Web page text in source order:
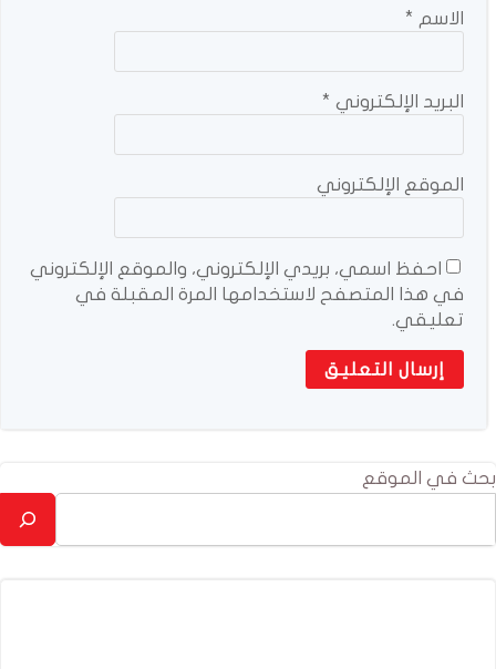
الاسم *
البريد الإلكتروني *
الموقع الإلكتروني
احفظ اسمي، بريدي الإلكتروني، والموقع الإلكتروني
في هذا المتصفح لاستخدامها المرة المقبلة في
تعليقي.
بحث في الموقع